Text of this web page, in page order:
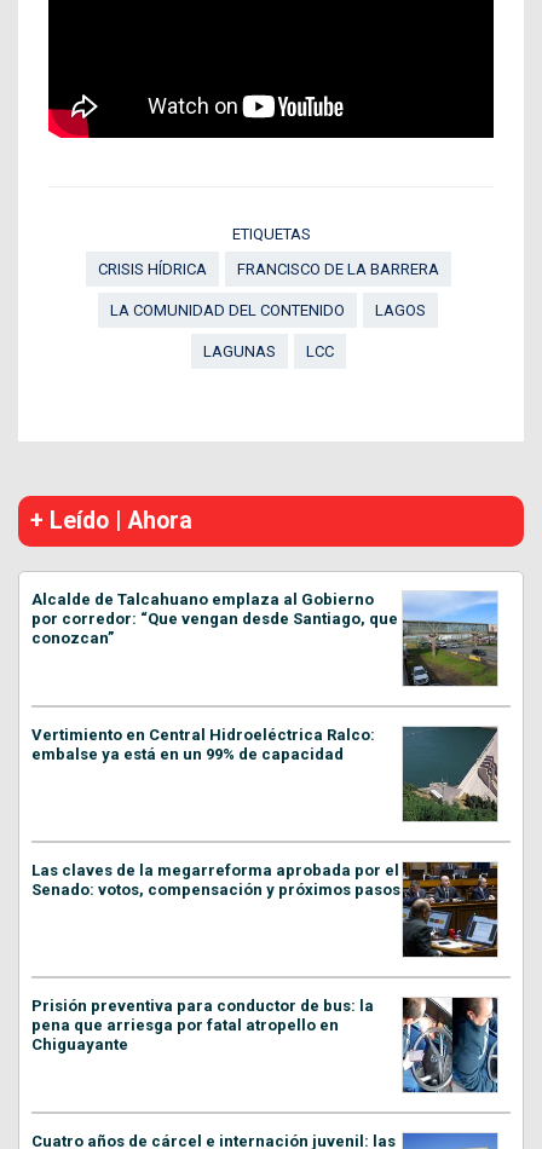
ETIQUETAS
CRISIS HÍDRICA
FRANCISCO DE LA BARRERA
LA COMUNIDAD DEL CONTENIDO LAGOS
LAGUNAS LCC
+ Leído | Ahora
Alcalde de Talcahuano emplaza al Gobierno
por corredor: “Que vengan desde Santiago, que
conozcan”
Vertimiento en Central Hidroeléctrica Ralco:
embalse ya está en un 99% de capacidad
Las claves de la megarreforma aprobada por el
Senado: votos, compensación y próximos pasos
Prisión preventiva para conductor de bus: la
pena que arriesga por fatal atropello en
Chiguayante
Cuatro años de cárcel e internación juvenil: las